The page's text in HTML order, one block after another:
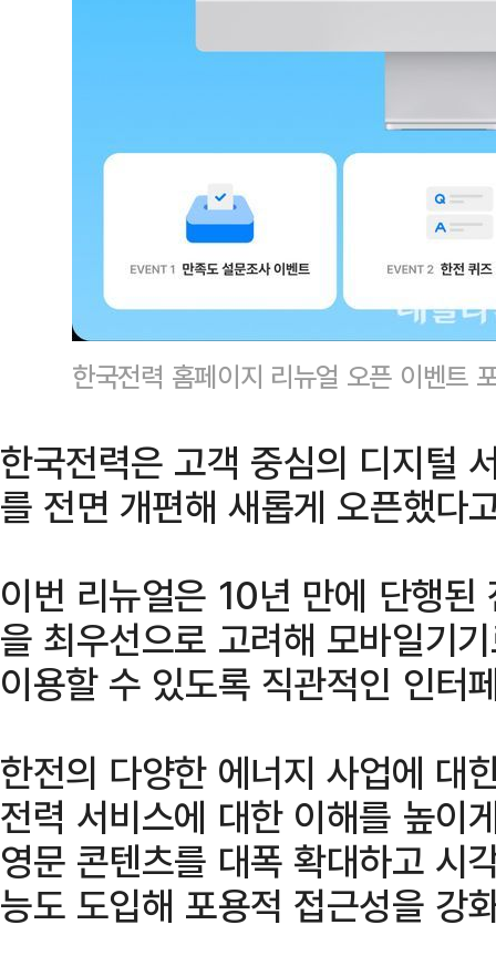
한국전력 홈페이지 리뉴얼 오픈 이벤트
한국전력은 고객 중심의 디지털
를 전면 개편해 새롭게 오픈했다
이번 리뉴얼은 10년 만에 단행된
을 최우선으로 고려해 모바일기
이용할 수 있도록 직관적인 인터
한전의 다양한 에너지 사업에 대
전력 서비스에 대한 이해를 높이
영문 콘텐츠를 대폭 확대하고 시
능도 도입해 포용적 접근성을 강